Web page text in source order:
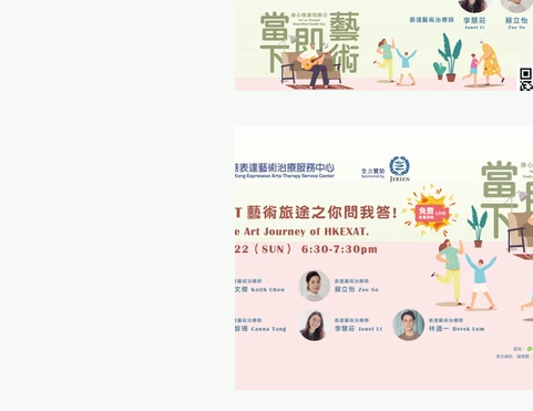
「 每月小ME Care 」之 HKEXAT自我關顧工作
人才招聘 Recruitment 專業發展與實踐